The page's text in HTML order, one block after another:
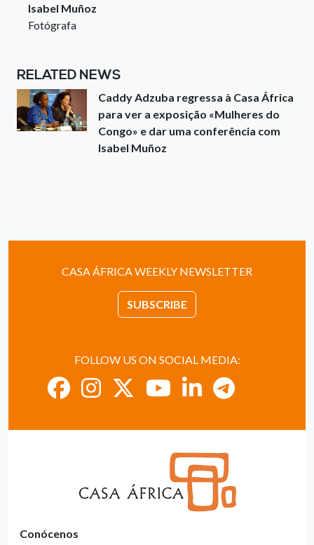
Isabel Muñoz
Fotógrafa
RELATED NEWS
Caddy Adzuba regressa à Casa África
para ver a exposição «Mulheres do
Congo» e dar uma conferência com
Isabel Muñoz
CASA ÁFRICA WEEKLY NEWSLETTER
SUBSCRIBE
FOLLOW US ON SOCIAL MEDIA:
Conócenos